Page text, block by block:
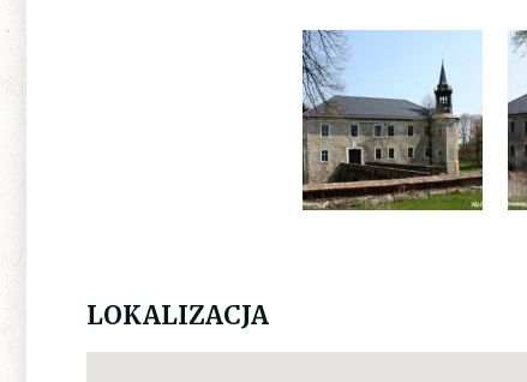
LOKALIZACJA